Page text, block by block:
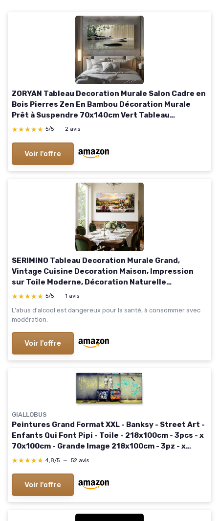
ZORYAN Tableau Decoration Murale Salon Cadre en
Bois Pierres Zen En Bambou Décoration Murale
Prêt à Suspendre 70x140cm Vert Tableau
Artistique pour Chambre Adulte, Peinture
70x140 cm
★★★★★
★★★★★ 5/5 — 2 avis
Voir l'offre
SERIMINO Tableau Decoration Murale Grand,
Vintage Cuisine Decoration Maison, Impression
sur Toile Moderne, Décoration Naturelle
Artistique Paysage pour Salon Chambre Bureau
cm
★★★★★
★★★★★ 5/5 — 1 avis
L'abus d'alcool est dangereux pour la santé, à consommer avec
modération.
Voir l'offre
GIALLOBUS
Peintures Grand Format XXL - Banksy - Street Art -
Enfants Qui Font Pipi - Toile - 218x100cm - 3pcs - x
70x100cm - Grande Image 218x100cm - 3pz - x
70x100cm Street Art - Enfants Qui Font Pipi
★★★★★
★★★★★ 4,8/5 — 52 avis
Voir l'offre